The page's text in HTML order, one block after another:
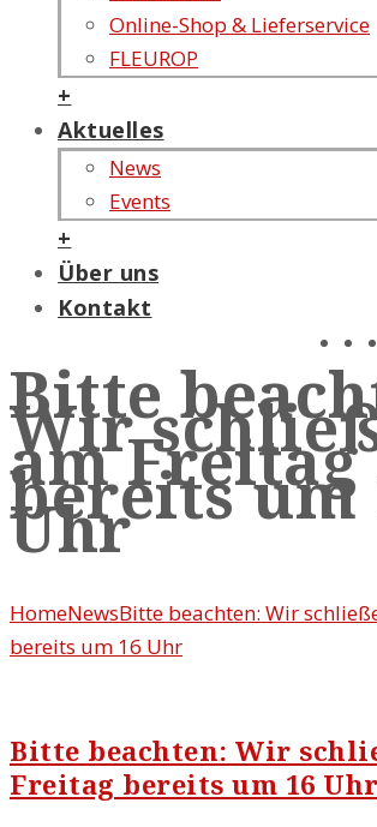
Online-Shop & Lieferservice
FLEUROP
+
Aktuelles
News
Events
+
Über uns
Kontakt
Bitte
Wir
am Freitag
bereits um
Uhr
HomeNewsBitte beachten: Wir
bereits um 16 Uhr
Bitte beachten: Wir
Freitag bereits um 16 Uhr